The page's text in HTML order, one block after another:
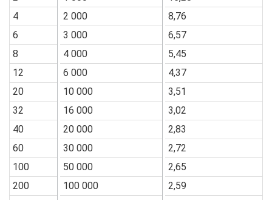
4
6
8
12
20
32
40
60
100
200
2 000
3 000
4 000
6 000
10 000
16 000
20 000
30 000
50 000
100 000
8,76
6,57
5,45
4,37
3,51
3,02
2,83
2,72
2,65
2,59